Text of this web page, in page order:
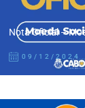
Nota Oficial –
09/12/2024